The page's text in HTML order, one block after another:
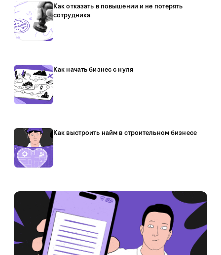
Как отказать в повышении и не потерять
сотрудника
Как начать бизнес с нуля
Как выстроить найм в строительном бизнесе